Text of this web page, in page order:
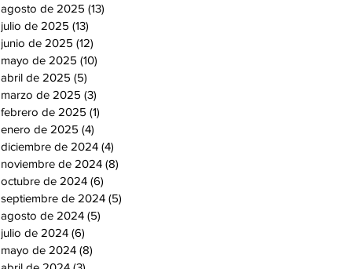
agosto de 2025 (13)
julio de 2025 (13)
junio de 2025 (12)
mayo de 2025 (10)
abril de 2025 (5)
marzo de 2025 (3)
febrero de 2025 (1)
enero de 2025 (4)
diciembre de 2024 (4)
noviembre de 2024 (8)
octubre de 2024 (6)
septiembre de 2024 (5)
agosto de 2024 (5)
julio de 2024 (6)
mayo de 2024 (8)